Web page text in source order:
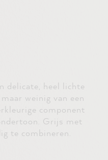
delicate, heel lichte
weinig van een
component
Grijs met
te combineren.